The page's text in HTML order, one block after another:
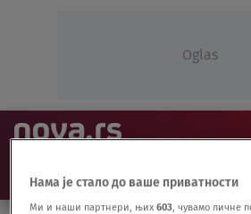
Oglas
NAJNOVIJE VESTI SHOW
Нама је стало до ваше приватности
Ми и наши партнери, њих603, чувамо личне